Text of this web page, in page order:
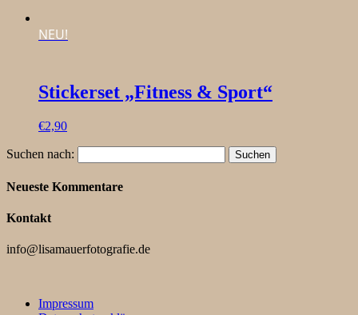
NEU!
Stickerset „Fitness & Sport“
€2,90
Suchen nach:
Neueste Kommentare
Kontakt
info@lisamauerfotografie.de
Impressum